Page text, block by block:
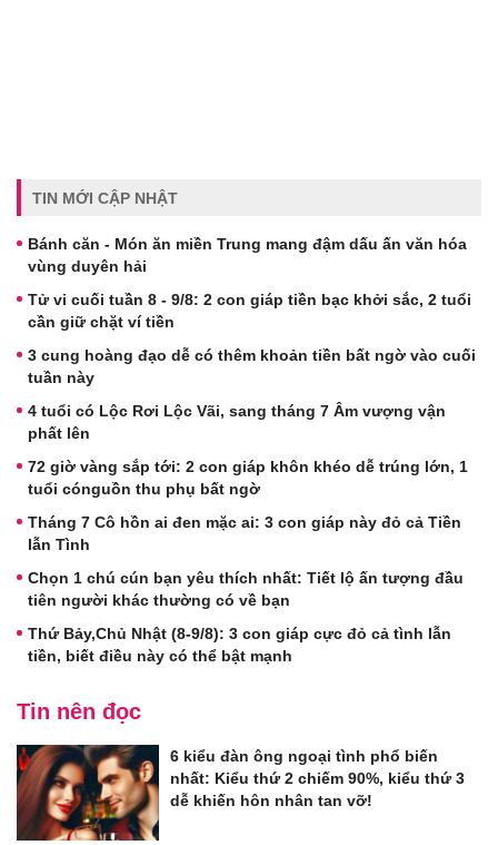
TIN MỚI CẬP NHẬT
Bánh căn - Món ăn miền Trung mang đậm dấu ấn văn hóa
vùng duyên hải
Tử vi cuối tuần 8 - 9/8: 2 con giáp tiền bạc khởi sắc, 2 tuổi
cần giữ chặt ví tiền
3 cung hoàng đạo dễ có thêm khoản tiền bất ngờ vào cuối
tuần này
4 tuổi có Lộc Rơi Lộc Vãi, sang tháng 7 Âm vượng vận
phất lên
72 giờ vàng sắp tới: 2 con giáp khôn khéo dễ trúng lớn, 1
tuổi cónguồn thu phụ bất ngờ
Tháng 7 Cô hồn ai đen mặc ai: 3 con giáp này đỏ cả Tiền
lẫn Tình
Chọn 1 chú cún bạn yêu thích nhất: Tiết lộ ấn tượng đầu
tiên người khác thường có về bạn
Thứ Bảy,Chủ Nhật (8-9/8): 3 con giáp cực đỏ cả tình lẫn
tiền, biết điều này có thể bật mạnh
Tin nên đọc
6 kiểu đàn ông ngoại tình phổ biến
nhất: Kiểu thứ 2 chiếm 90%, kiểu thứ 3
dễ khiến hôn nhân tan vỡ!